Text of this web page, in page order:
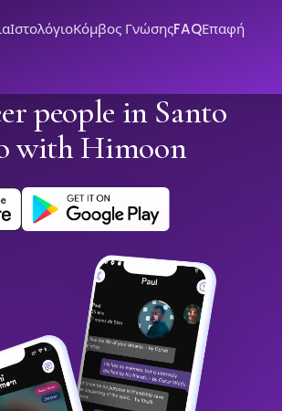
ΙστολόγιοΚόμβος ΓνώσηςFAQΕπαφή
people in Santo
with Himoon